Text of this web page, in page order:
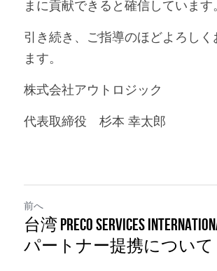
まに貢献できると確信しています。
引き続き、ご指導のほどよろしく
ます。
株式会社アウトロジック
代表取締役　杉本 幸太郎
前へ
台湾 PRECO SERVICES
パートナー提携について